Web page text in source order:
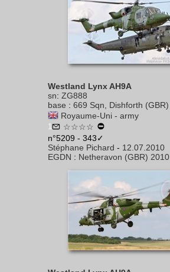
Westland Lynx AH9A
sn: ZG888
base : 669 Sqn, Dishforth (GBR)
Royaume-Uni - army
1
☆☆☆☆
n°5209 - 343✓
Stéphane Pichard - 12.07.2010
EGDN : Netheravon (GBR) 2010